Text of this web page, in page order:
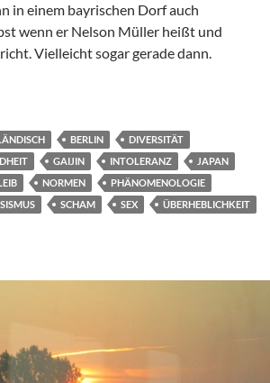
in einem bayrischen Dorf auch
wenn er Nelson Müller heißt und
Vielleicht sogar gerade dann.
BERLIN
DIVERSITÄT
GAIJIN INTOLERANZ
JAPAN
NORMEN
PHÄNOMENOLOGIE
SCHAM SEX
ÜBERHEBLICHKEIT